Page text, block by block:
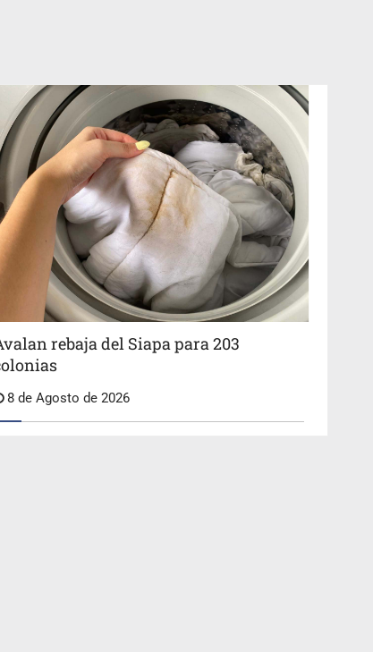
rebaja del Siapa para 203
8 de Agosto de 2026